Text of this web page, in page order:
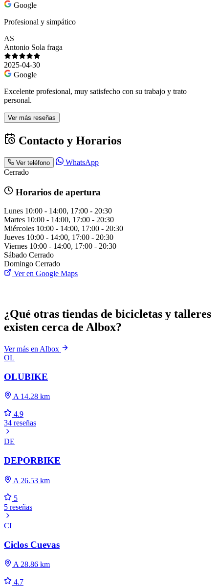
Google
Profesional y simpático
AS
Antonio Sola fraga
2025-04-30
Google
Excelente profesional, muy satisfecho con su trabajo y trato
personal.
Ver más reseñas
Contacto y Horarios
Ver teléfono
WhatsApp
Cerrado
Horarios de apertura
Lunes 10:00 - 14:00, 17:00 - 20:30
Martes 10:00 - 14:00, 17:00 - 20:30
Miércoles 10:00 - 14:00, 17:00 - 20:30
Jueves 10:00 - 14:00, 17:00 - 20:30
Viernes 10:00 - 14:00, 17:00 - 20:30
Sábado Cerrado
Domingo Cerrado
Ver en Google Maps
¿Qué otras tiendas de bicicletas y talleres
existen cerca de Albox?
Ver más en Albox
OL
OLUBIKE
A 14.28 km
4.9
34 reseñas
DE
DEPORBIKE
A 26.53 km
5
5 reseñas
CI
Ciclos Cuevas
A 28.86 km
4.7